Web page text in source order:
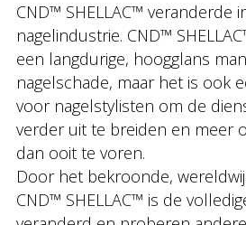
CND™ SHELLAC™ veranderde
nagelindustrie. CND™
een langdurige, hoogglans
nagelschade, maar het is ook
voor nagelstylisten om de
verder uit te breiden en meer
dan ooit te voren.
Door het bekroonde,
CND™ SHELLAC™ is de